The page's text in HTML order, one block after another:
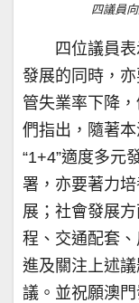
四議員
四位議員
發展的同時，
管失業率下降
們指出，隨著
“1+4”適度多元
署，亦要著力
展；社會發展
程、交通配套
進及關注上述
議。並祝願澳